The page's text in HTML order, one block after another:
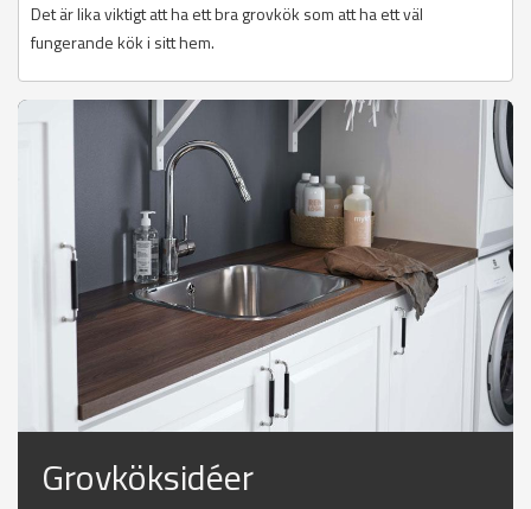
Det är lika viktigt att ha ett bra grovkök som att ha ett väl
fungerande kök i sitt hem.
Grovköksidéer